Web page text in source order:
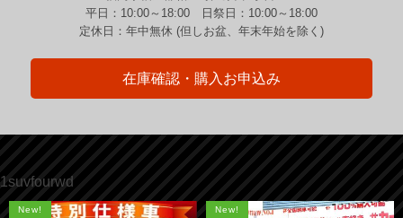
平日：10:00～18:00 日祭日：10:00～18:00
定休日：年中無休 (但しお盆、年末年始を除く)
在庫確認・購入お申込み
1suvfourwd
New! New!